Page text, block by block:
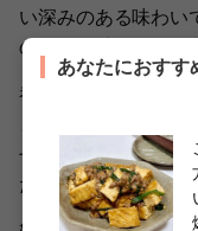
い深みのある味わい
のは、余計なものが
香菜やねぎなどの香
せ。ひと口ひと口、
た。
あなたにおすす